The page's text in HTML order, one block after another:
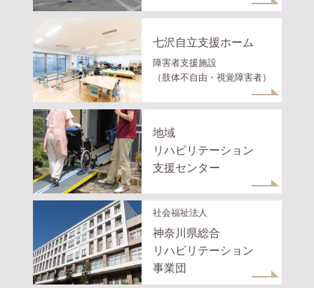
七沢自立支援ホーム
障害者支援施設
（肢体不自由・視覚障害者）
地域
リハビリテーション
支援センター
社会福祉法人
神奈川県総合
リハビリテーション
事業団